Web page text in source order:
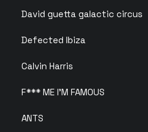
David guetta galactic circus
Defected Ibiza
Calvin Harris
F*** ME I'M FAMOUS
ANTS